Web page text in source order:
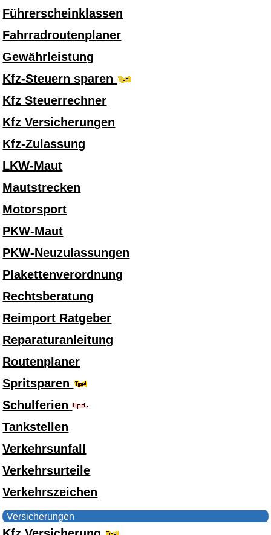
Führerscheinklassen
Fahrradroutenplaner
Gewährleistung
Kfz-Steuern sparen
Kfz Steuerrechner
Kfz Versicherungen
Kfz-Zulassung
LKW-Maut
Mautstrecken
Motorsport
PKW-Maut
PKW-Neuzulassungen
Plakettenverordnung
Rechtsberatung
Reimport Ratgeber
Reparaturanleitung
Routenplaner
Spritsparen
Schulferien
Tankstellen
Verkehrsunfall
Verkehrsurteile
Verkehrszeichen
Versicherungen